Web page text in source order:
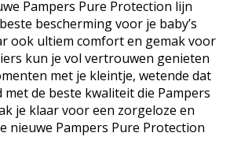
Pampers Pure Protection lijn
bescherming voor je baby’s
ook ultiem comfort en gemak voor
kun je vol vertrouwen genieten
met je kleintje, wetende dat
de beste kwaliteit die Pampers
je klaar voor een zorgeloze en
nieuwe Pampers Pure Protection